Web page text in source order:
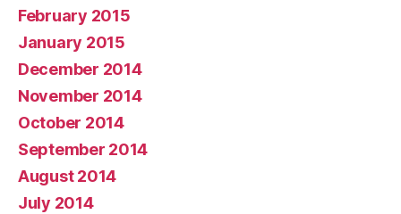
February 2015
January 2015
December 2014
November 2014
October 2014
September 2014
August 2014
July 2014